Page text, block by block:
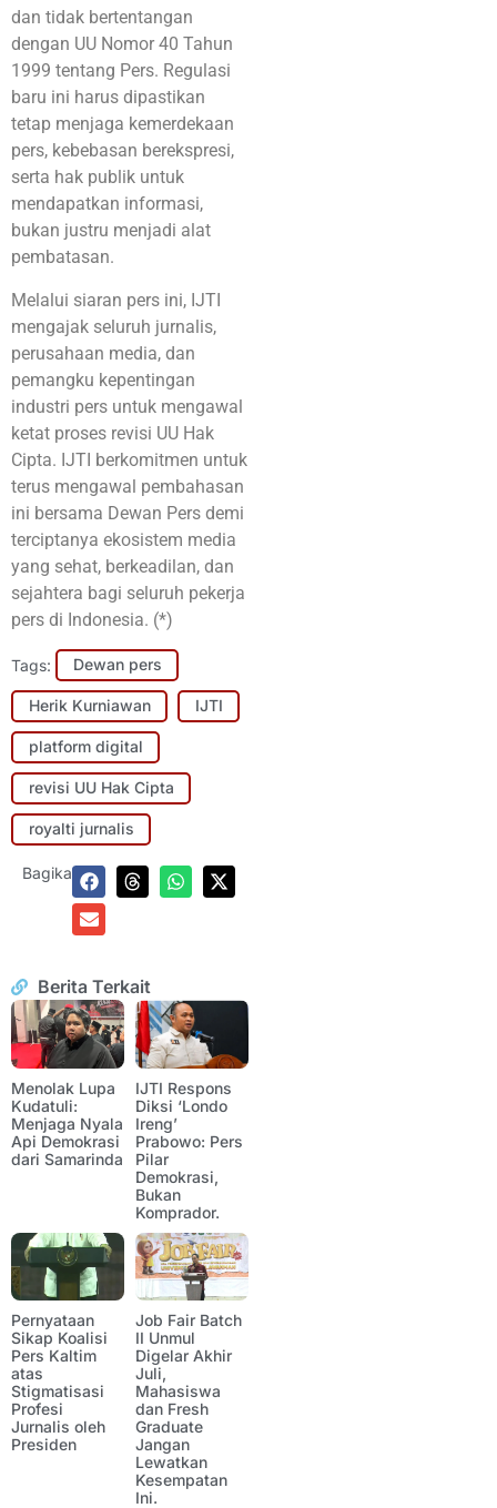
dan tidak bertentangan
dengan UU Nomor 40 Tahun
1999 tentang Pers. Regulasi
baru ini harus dipastikan
tetap menjaga kemerdekaan
pers, kebebasan berekspresi,
serta hak publik untuk
mendapatkan informasi,
bukan justru menjadi alat
pembatasan.
Melalui siaran pers ini, IJTI
mengajak seluruh jurnalis,
perusahaan media, dan
pemangku kepentingan
industri pers untuk mengawal
ketat proses revisi UU Hak
Cipta. IJTI berkomitmen untuk
terus mengawal pembahasan
ini bersama Dewan Pers demi
terciptanya ekosistem media
yang sehat, berkeadilan, dan
sejahtera bagi seluruh pekerja
pers di Indonesia. (*)
Tags: Dewan pers
Herik Kurniawan IJTI
platform digital
revisi UU Hak Cipta
royalti jurnalis
Bagikan:
Berita Terkait
Menolak Lupa
Kudatuli:
Menjaga Nyala
Api Demokrasi
dari Samarinda
IJTI Respons
Diksi ‘Londo
Ireng’
Prabowo: Pers
Pilar
Demokrasi,
Bukan
Komprador.
Pernyataan
Sikap Koalisi
Pers Kaltim
atas
Stigmatisasi
Profesi
Jurnalis oleh
Presiden
Job Fair Batch
II Unmul
Digelar Akhir
Juli,
Mahasiswa
dan Fresh
Graduate
Jangan
Lewatkan
Kesempatan
Ini.